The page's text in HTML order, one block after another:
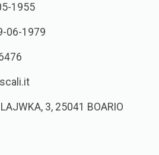
1955
06-1979
3, 25041 BOARIO